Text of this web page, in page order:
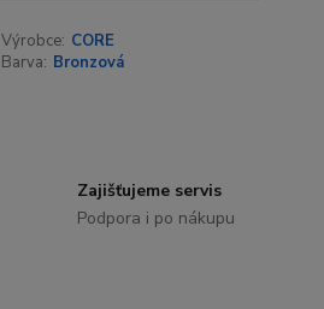
Výrobce: CORE
Barva: Bronzová
Zajišťujeme servis
Podpora i po nákupu